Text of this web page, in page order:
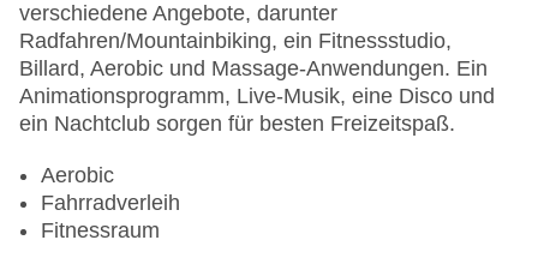
verschiedene Angebote, darunter
Radfahren/Mountainbiking, ein Fitnessstudio,
Billard, Aerobic und Massage-Anwendungen. Ein
Animationsprogramm, Live-Musik, eine Disco und
ein Nachtclub sorgen für besten Freizeitspaß.
Aerobic
Fahrradverleih
Fitnessraum